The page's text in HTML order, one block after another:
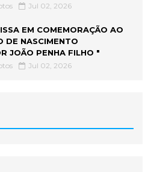
Jul 02, 2026
EM COMEMORAÇÃO AO
DE NASCIMENTO
JOÃO PENHA FILHO "
Jul 02, 2026